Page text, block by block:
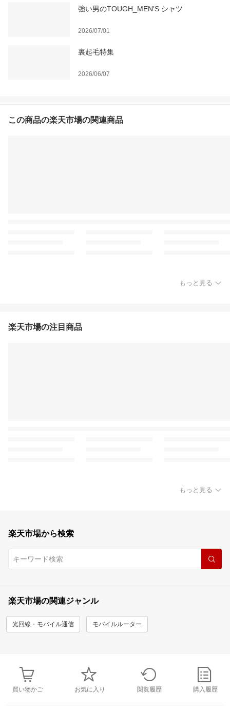
強い男のTOUGH_MEN'S シャツ
2026/07/01
裏起毛特集
2026/06/07
この商品の楽天市場の関連商品
もっと見る
楽天市場の注目商品
もっと見る
楽天市場から検索
楽天市場の関連ジャンル
光回線・モバイル通信 モバイルルーター
買い物かご お気に入り 閲覧履歴 購入履歴